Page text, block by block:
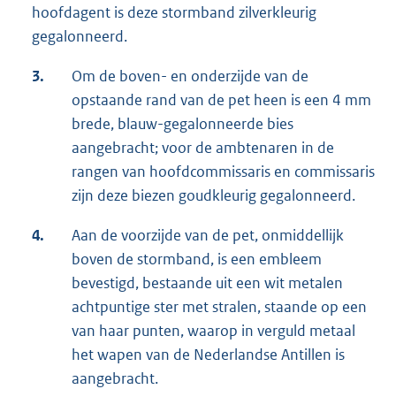
hoofdagent is deze stormband zilverkleurig
gegalonneerd.
3.
Om de boven- en onderzijde van de
opstaande rand van de pet heen is een 4 mm
brede, blauw-gegalonneerde bies
aangebracht; voor de ambtenaren in de
rangen van hoofdcommissaris en commissaris
zijn deze biezen goudkleurig gegalonneerd.
4.
Aan de voorzijde van de pet, onmiddellijk
boven de stormband, is een embleem
bevestigd, bestaande uit een wit metalen
achtpuntige ster met stralen, staande op een
van haar punten, waarop in verguld metaal
het wapen van de Nederlandse Antillen is
aangebracht.